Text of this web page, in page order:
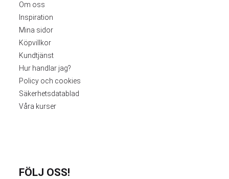
Om oss
Inspiration
Mina sidor
Köpvillkor
Kundtjänst
Hur handlar jag?
Policy och cookies
Säkerhetsdatablad
Våra kurser
FÖLJ OSS!